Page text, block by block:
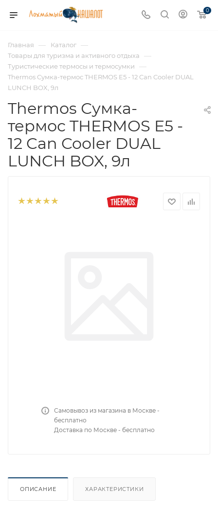
0
Главная — Каталог —
Товары для туризма и активного отдыха —
Туристические термосы и термосумки —
Thermos Сумка-термос THERMOS E5 - 12 Can Cooler DUAL
LUNCH BOX, 9л
Thermos Сумка-
термос THERMOS E5 -
12 Can Cooler DUAL
LUNCH BOX, 9л
Самовывоз из магазина в Москве -
бесплатно
Доставка по Москве - бесплатно
ОПИСАНИЕ ХАРАКТЕРИСТИКИ